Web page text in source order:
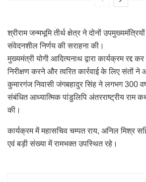
श्रीराम जन्मभूमि तीर्थ क्षेत्र ने दोनों
संवेदनशील निर्णय की सराहना की।
मुख्यमंत्री योगी आदित्यनाथ द्वारा कार्यक्रम रद्द
निरीक्षण करने और त्वरित कार्रवाई के लिए संतों ने
कुमारगंज निवासी जंगबहादुर सिंह ने लगभग 300
संबंधित आध्यात्मिक पांडुलिपि अंतरराष्ट्रीय राम
की।
कार्यक्रम में महासचिव चम्पत राय, अनिल मिश्र
एवं बड़ी संख्या में रामभक्त उपस्थित रहे।